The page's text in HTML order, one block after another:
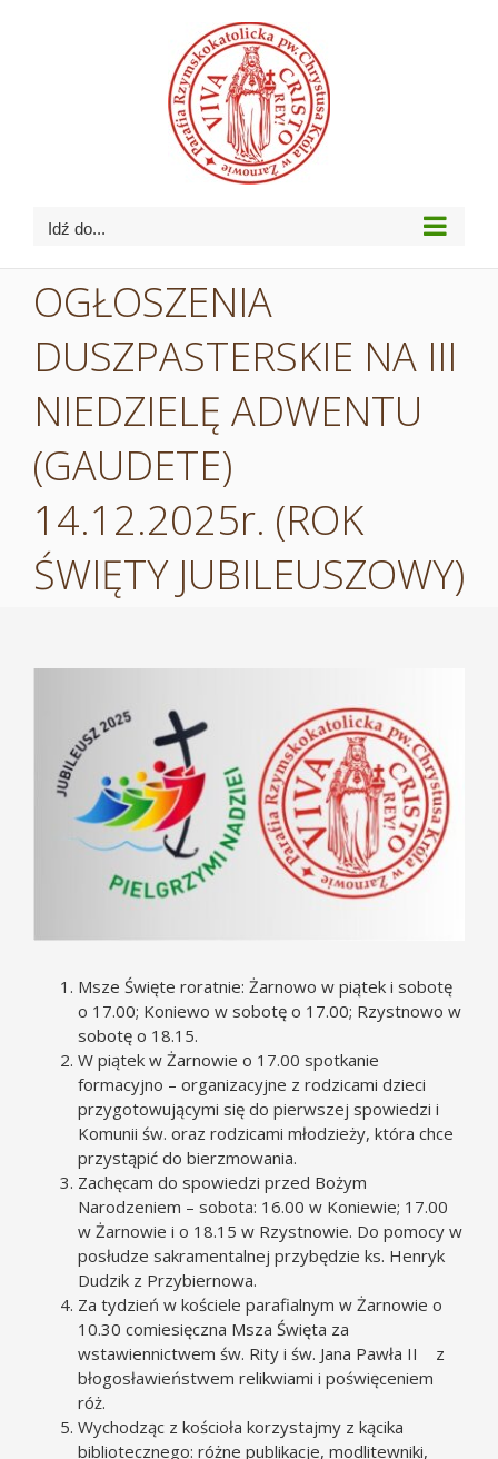
Idź do...
OGŁOSZENIA
DUSZPASTERSKIE NA III
NIEDZIELĘ ADWENTU
(GAUDETE)
14.12.2025r. (ROK
ŚWIĘTY JUBILEUSZOWY)
obrazek
Msze Święte roratnie: Żarnowo w piątek i sobotę
o 17.00; Koniewo w sobotę o 17.00; Rzystnowo w
sobotę o 18.15.
W piątek w Żarnowie o 17.00 spotkanie
formacyjno – organizacyjne z rodzicami dzieci
przygotowującymi się do pierwszej spowiedzi i
Komunii św. oraz rodzicami młodzieży, która chce
przystąpić do bierzmowania.
Zachęcam do spowiedzi przed Bożym
Narodzeniem – sobota: 16.00 w Koniewie; 17.00
w Żarnowie i o 18.15 w Rzystnowie. Do pomocy w
posłudze sakramentalnej przybędzie ks. Henryk
Dudzik z Przybiernowa.
Za tydzień w kościele parafialnym w Żarnowie o
10.30 comiesięczna Msza Święta za
wstawiennictwem św. Rity i św. Jana Pawła II z
błogosławieństwem relikwiami i poświęceniem
róż.
Wychodząc z kościoła korzystajmy z kącika
bibliotecznego: różne publikacje, modlitewniki,